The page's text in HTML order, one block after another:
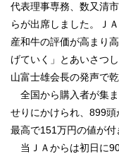
個人情報保護方
サイトマップ
リンク集
視察受け入れ
ＳＮＳ運営要領
代表理事専務、数又清
らが出席しました。Ｊ
産和牛の評価が高まり
げていく」とあいさつ
山富士雄会長の発声で
全国から購入者が集
せりにかけられ、899頭
最高で151万円の値が付
当ＪＡからは初日に